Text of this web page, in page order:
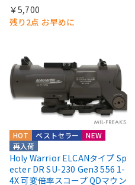
￥5,700
残り2点 お早めに
HOT
NEW
再入荷
ベストセラー
Holy Warrior ELCANタイプ Sp
ecter DR SU-230 Gen3 556 1-
4X 可変倍率スコープ QDマウン